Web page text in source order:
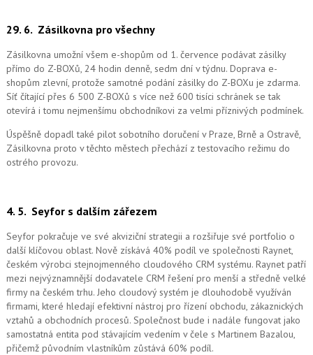
29. 6. Zásilkovna pro všechny
Zásilkovna umožní všem e-shopům od 1. července podávat zásilky
přímo do Z-BOXů, 24 hodin denně, sedm dní v týdnu. Doprava e-
shopům zlevní, protože samotné podání zásilky do Z-BOXu je zdarma.
Síť čítající přes 6 500 Z-BOXů s více než 600 tisíci schránek se tak
otevírá i tomu nejmenšímu obchodníkovi za velmi příznivých podmínek.
Úspěšně dopadl také pilot sobotního doručení v Praze, Brně a Ostravě,
Zásilkovna proto v těchto městech přechází z testovacího režimu do
ostrého provozu.
4. 5. Seyfor s dalším zářezem
Seyfor pokračuje ve své akviziční strategii a rozšiřuje své portfolio o
další klíčovou oblast. Nově získává 40% podíl ve společnosti Raynet,
českém výrobci stejnojmenného cloudového CRM systému. Raynet patří
mezi nejvýznamnější dodavatele CRM řešení pro menší a středně velké
firmy na českém trhu. Jeho cloudový systém je dlouhodobě využíván
firmami, které hledají efektivní nástroj pro řízení obchodu, zákaznických
vztahů a obchodních procesů. Společnost bude i nadále fungovat jako
samostatná entita pod stávajícím vedením v čele s Martinem Bazalou,
přičemž původním vlastníkům zůstává 60% podíl.